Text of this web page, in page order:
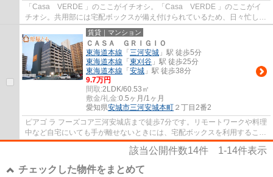
「Casa VERDE 」のここがイチオシ。「Casa VERDE 」のここがイ
チオシ。共用部には宅配ボックスが備え付けられているため、日々忙しく
て家にいる時間が少なくても荷物を受け取れます...
賃貸｜マンション
ＣＡＳＡ ＧＲＩＧＩＯ
東海道本線 「 三河安城 」駅 徒歩5分
東海道本線 「 東刈谷 」駅 徒歩25分
東海道本線 「 安城 」駅 徒歩38分
9.7万円
間取:2LDK/60.53㎡
敷金/礼金:0.5ヶ月/1ヶ月
愛知県安城市三河安城本町 ２丁目2番2
ピアゴ ラ フーズコア三河安城店まで徒歩7分です。リモートワークや料理
中など自宅にいても手が離せないときには、宅配ボックスを利用すること
で再配達する必要がありません。朝の整髪...
該当公開件数14件 1-14件表示
チェックした物件をまとめて